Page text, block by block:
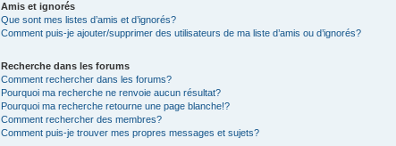
Amis et ignorés
Que sont mes listes d’amis et d’ignorés?
Comment puis-je ajouter/supprimer des utilisateurs de ma liste d’amis ou d’ignorés?
Recherche dans les forums
Comment rechercher dans les forums?
Pourquoi ma recherche ne renvoie aucun résultat?
Pourquoi ma recherche retourne une page blanche!?
Comment rechercher des membres?
Comment puis-je trouver mes propres messages et sujets?